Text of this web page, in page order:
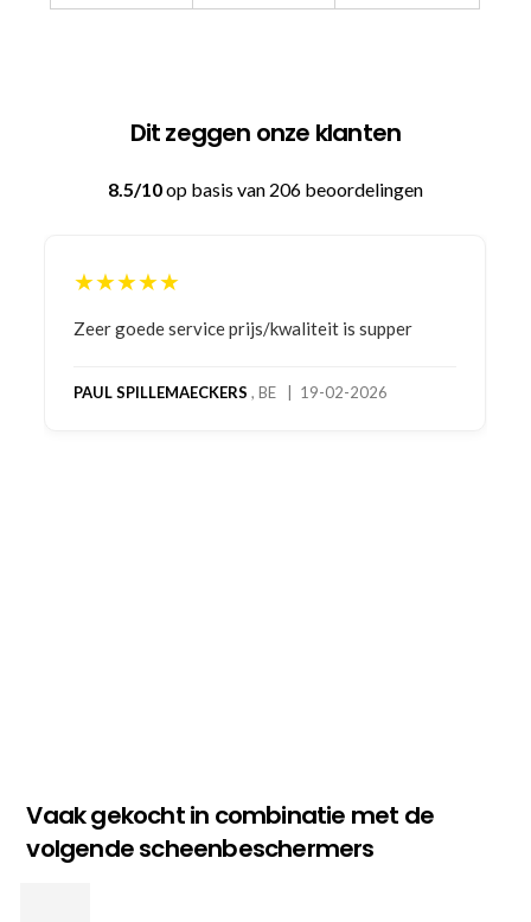
Dit zeggen onze klanten
8.5/10op basis van 206 beoordelingen
★★★★★
Bestelling gedaan vanwege goede prijzen en
bestelling al ontvangen met gifts, waardoor je
Vaak gekocht in combinatie met de
volgende scheenbeschermers